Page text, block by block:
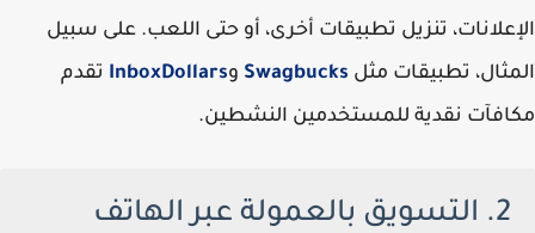
الإعلانات، تنزيل تطبيقات أخرى، أو حتى اللعب. على سبيل
المثال، تطبيقات مثل Swagbucks وInboxDollars تقدم
مكافآت نقدية للمستخدمين النشطين.
2. التسويق بالعمولة عبر الهاتف